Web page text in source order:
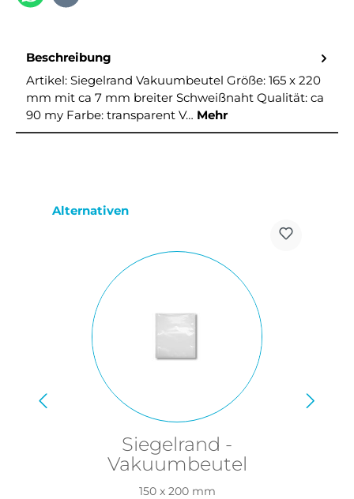
Beschreibung
Artikel: Siegelrand Vakuumbeutel Größe: 165 x 220
mm mit ca 7 mm breiter Schweißnaht Qualität: ca
90 my Farbe: transparent V… Mehr
Produktgalerie überspringen
Alternativen
Siegelrand -
Vakuumbeutel
150 x 200 mm